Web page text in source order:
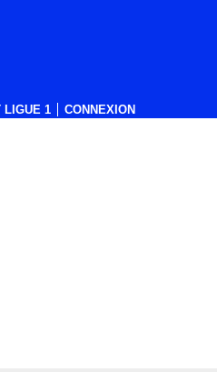
LIGUE 1 CONNEXION